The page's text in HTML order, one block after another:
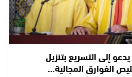
إلى التسريع بتنزيل
الفوارق المجالية…